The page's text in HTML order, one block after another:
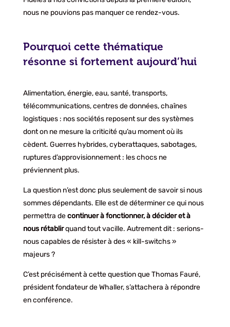
nous ne pouvions pas manquer ce rendez-vous.
Pourquoi cette thématique
résonne si fortement aujourd’hui
Alimentation, énergie, eau, santé, transports,
télécommunications, centres de données, chaînes
logistiques : nos sociétés reposent sur des systèmes
dont on ne mesure la criticité qu’au moment où ils
cèdent. Guerres hybrides, cyberattaques, sabotages,
ruptures d’approvisionnement : les chocs ne
préviennent plus.
La question n’est donc plus seulement de savoir si nous
sommes dépendants. Elle est de déterminer ce qui nous
permettra decontinuer à fonctionner, à décider et à
nous rétablirquand tout vacille. Autrement dit : serions-
nous capables de résister à des « kill-switchs »
majeurs ?
C’est précisément à cette question que Thomas Fauré,
président fondateur de Whaller, s’attachera à répondre
en conférence.